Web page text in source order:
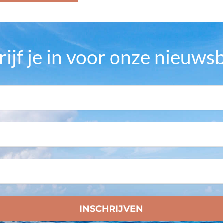
je in voor onze